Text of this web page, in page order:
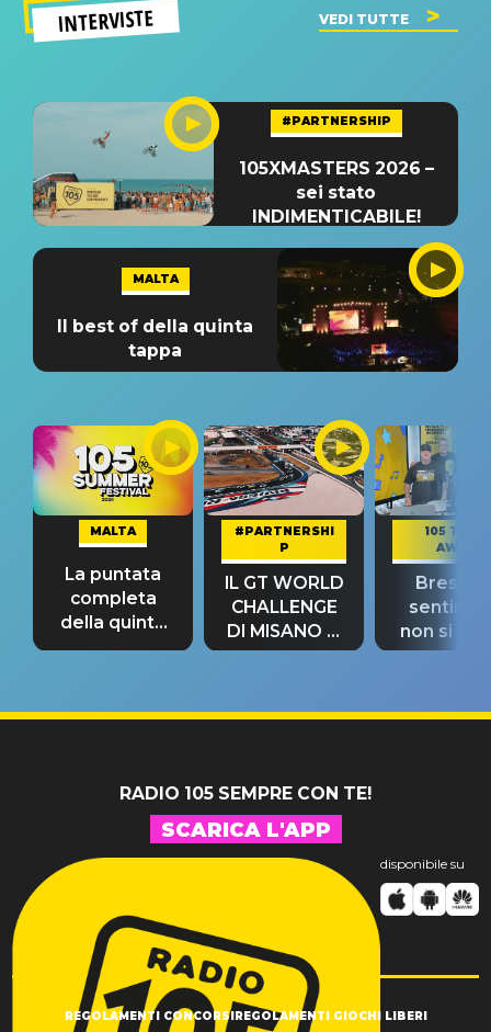
INTERVISTE VEDI TUTTE
#PARTNERSHIP
105XMASTERS 2026 –
sei stato
INDIMENTICABILE!
MALTA
Il best of della quinta
tappa
MALTA
La puntata
completa
della quinta
tappa
#PARTNERSHI
P
IL GT WORLD
CHALLENGE
DI MISANO si
riconferma
105 TAKE
AWAY
Bresh:
non si
fino alla
RADIO 105 SEMPRE CON TE!
SCARICA L'APP
disponibile su
REGOLAMENTI CONCORSI REGOLAMENTI GIOCHI LIBERI